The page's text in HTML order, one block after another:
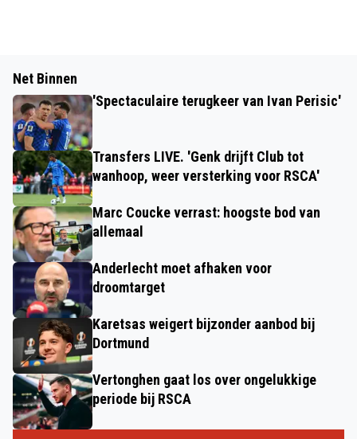
Net Binnen
'Spectaculaire terugkeer van Ivan Perisic'
Transfers LIVE. 'Genk drijft Club tot
wanhoop, weer versterking voor RSCA'
Marc Coucke verrast: hoogste bod van
allemaal
Anderlecht moet afhaken voor
droomtarget
Karetsas weigert bijzonder aanbod bij
Dortmund
Vertonghen gaat los over ongelukkige
periode bij RSCA